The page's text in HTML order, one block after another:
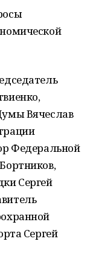
Вячеслав
Федеральной
Сергей
Сергей